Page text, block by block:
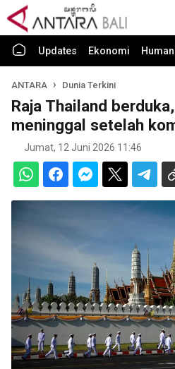
Updates Ekonomi
ANTARA Dunia Terkini
Raja Thailand
meninggal setelah
Jumat, 12 Juni 2026 11:46